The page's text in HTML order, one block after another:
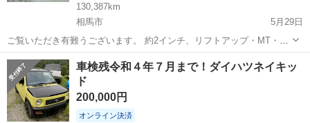
130,387km
相馬市
5月29日
ご覧いただき有難うございます。 約2インチ、リフトアップ・MT・
4WDターボのダイハツ・ネイキッド(GF-L760S)になります。 車検はタ
イヤを通常サイズのものに交換すれば問題なく通せます。軽の規格に
入る範囲で...
福島 相馬市 ネイキッド 車両
車検残令和４年７月まで！ダイハツネイキッ
ド
200,000円
オンライン決済